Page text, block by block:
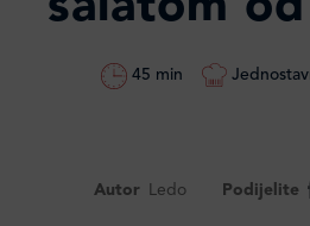
45 min
Autor Ledo Podijelite